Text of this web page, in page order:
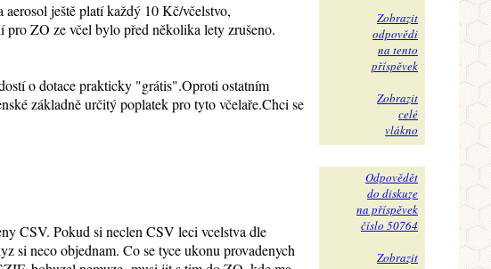
ještě platí každý 10 Kč/včelstvo,
pro ZO ze včel bylo před několika lety zrušeno.
o dotace prakticky "grátis".Oproti ostatním
základně určitý poplatek pro tyto včelaře.Chci se
Zobrazit
odpovědi
na tento
příspěvek
Zobrazit
celé
vlákno
CSV. Pokud si neclen CSV leci vcelstva dle
si neco objednam. Co se tyce ukonu provadenych
Odpovědět
do diskuze
na příspěvek
číslo 50764
Zobrazit